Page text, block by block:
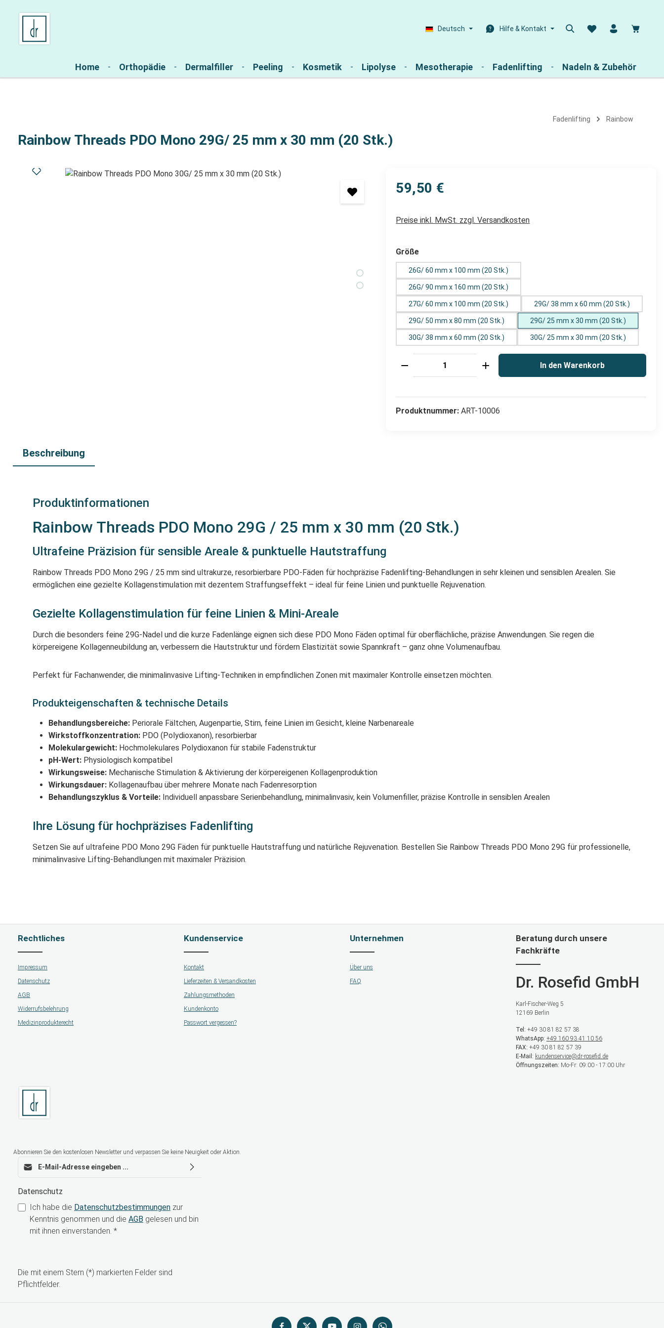
Hauptnavigation springen
Deutsch Hilfe & Kontakt
Home Orthopädie Dermalfiller Peeling Kosmetik Lipolyse Mesotherapie Fadenlifting Nadeln & Zubehör
Fadenlifting Rainbow
Rainbow Threads PDO Mono 29G/ 25 mm x 30 mm (20 Stk.)
Bildergalerie überspringen
59,50 €
Preise inkl. MwSt. zzgl. Versandkosten
Größeauswählen
26G/ 60 mm x 100 mm (20 Stk.)
26G/ 90 mm x 160 mm (20 Stk.)
27G/ 60 mm x 100 mm (20 Stk.) 29G/ 38 mm x 60 mm (20 Stk.)
29G/ 50 mm x 80 mm (20 Stk.) 29G/ 25 mm x 30 mm (20 Stk.)
30G/ 38 mm x 60 mm (20 Stk.) 30G/ 25 mm x 30 mm (20 Stk.)
Produkt Anzahl: Gib den gewünschten Wert ein
In den Warenkorb
Produktnummer:ART-10006
Beschreibung
Produktinformationen
Rainbow Threads PDO Mono 29G / 25 mm x 30 mm (20 Stk.)
Ultrafeine Präzision für sensible Areale & punktuelle Hautstraffung
Rainbow Threads PDO Mono 29G / 25 mm sind ultrakurze, resorbierbare PDO-Fäden für hochpräzise Fadenlifting-Behandlungen in sehr kleinen und sensiblen Arealen. Sie
ermöglichen eine gezielte Kollagenstimulation mit dezentem Straffungseffekt – ideal für feine Linien und punktuelle Rejuvenation.
Gezielte Kollagenstimulation für feine Linien & Mini-Areale
Durch die besonders feine 29G-Nadel und die kurze Fadenlänge eignen sich diese PDO Mono Fäden optimal für oberflächliche, präzise Anwendungen. Sie regen die
körpereigene Kollagenneubildung an, verbessern die Hautstruktur und fördern Elastizität sowie Spannkraft – ganz ohne Volumenaufbau.
Perfekt für Fachanwender, die minimalinvasive Lifting-Techniken in empfindlichen Zonen mit maximaler Kontrolle einsetzen möchten.
Produkteigenschaften & technische Details
Behandlungsbereiche: Periorale Fältchen, Augenpartie, Stirn, feine Linien im Gesicht, kleine Narbenareale
Wirkstoffkonzentration: PDO (Polydioxanon), resorbierbar
Molekulargewicht: Hochmolekulares Polydioxanon für stabile Fadenstruktur
pH-Wert: Physiologisch kompatibel
Wirkungsweise: Mechanische Stimulation & Aktivierung der körpereigenen Kollagenproduktion
Wirkungsdauer: Kollagenaufbau über mehrere Monate nach Fadenresorption
Behandlungszyklus & Vorteile: Individuell anpassbare Serienbehandlung, minimalinvasiv, kein Volumenfiller, präzise Kontrolle in sensiblen Arealen
Ihre Lösung für hochpräzises Fadenlifting
Setzen Sie auf ultrafeine PDO Mono 29G Fäden für punktuelle Hautstraffung und natürliche Rejuvenation. Bestellen Sie Rainbow Threads PDO Mono 29G für professionelle,
minimalinvasive Lifting-Behandlungen mit maximaler Präzision.
Rechtliches
Impressum
Datenschutz
AGB
Widerrufsbelehrung
Medizinprodukterecht
Kundenservice
Kontakt
Lieferzeiten & Versandkosten
Zahlungsmethoden
Kundenkonto
Passwort vergessen?
Unternehmen
Über uns
FAQ
Beratung durch unsere
Fachkräfte
Dr. Rosefid GmbH
Karl-Fischer-Weg 5
12169 Berlin
Tel: +49 30 81 82 57 38
WhatsApp: +49 160 93 41 10 56
FAX: +49 30 81 82 57 39
E-Mail: kundenservice@dr-rosefid.de
Öffnungszeiten: Mo-Fr: 09:00 - 17:00 Uhr
Abonnieren Sie den kostenlosen Newsletter und verpassen Sie keine Neuigkeit oder Aktion.
Datenschutz
Ich habe die Datenschutzbestimmungen zur
Kenntnis genommen und die AGB gelesen und bin
mit ihnen einverstanden. *
Die mit einem Stern (*) markierten Felder sind
Pflichtfelder.